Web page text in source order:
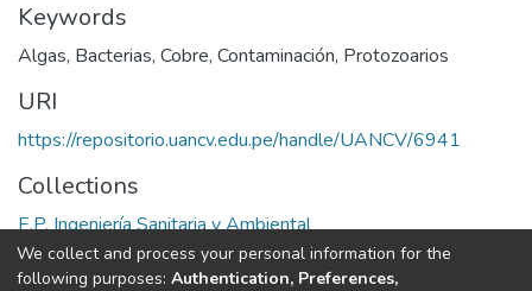
Keywords
Algas, Bacterias, Cobre, Contaminación, Protozoarios
URI
https://repositorio.uancv.edu.pe/handle/UANCV/6941
Collections
E.P. Ingeniería Sanitaria y Ambiental
Full item page
We collect and process your personal information for the
following purposes: Authentication, Preferences,